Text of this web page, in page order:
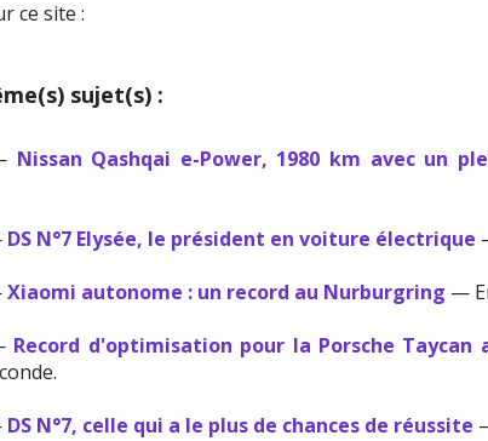
ce site :
sujet(s) :
Nissan Qashqai e-Power, 1980 km avec un
DS N°7 Elysée, le président en voiture électrique
Xiaomi autonome : un record au Nurburgring —
Record d'optimisation pour la Porsche
DS N°7, celle qui a le plus de chances de réussite